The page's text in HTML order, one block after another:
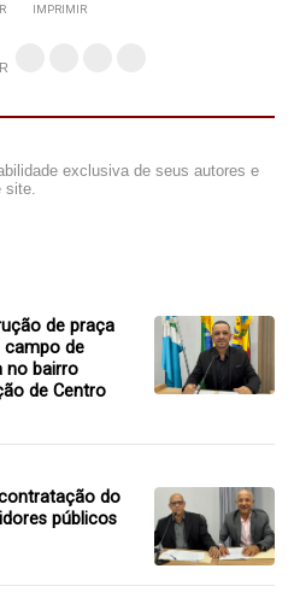
IMPRIMIR
exclusiva de seus autores e
site.
de praça
campo de
no bairro
de Centro
do
públicos